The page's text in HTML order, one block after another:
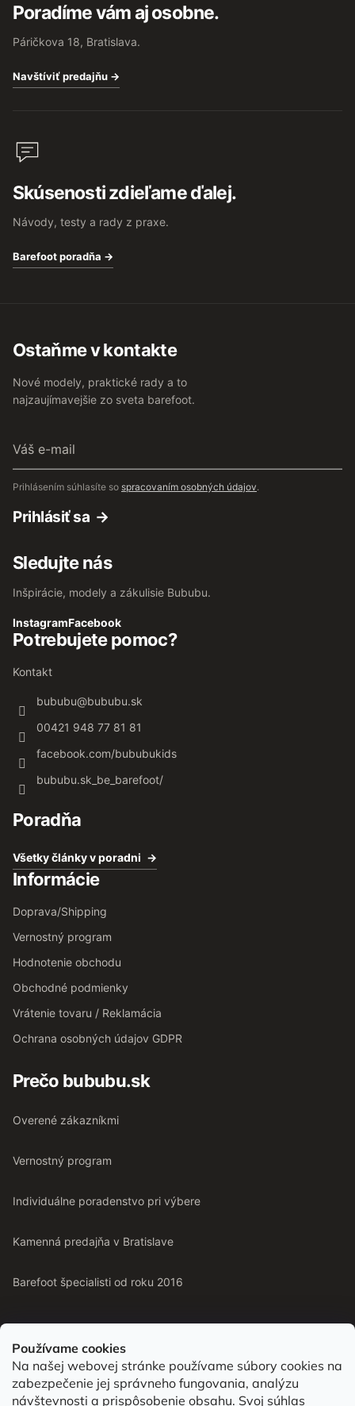
Používame cookies
Na našej webovej stránke používame súbory cookies na
zabezpečenie jej správneho fungovania, analýzu
návštevnosti a prispôsobenie obsahu. Svoj súhlas
Poradíme vám aj osobne.
Páričkova 18, Bratislava.
Navštíviť predajňu →
Skúsenosti zdieľame ďalej.
Návody, testy a rady z praxe.
Barefoot poradňa →
Ostaňme v kontakte
Nové modely, praktické rady a to
najzaujímavejšie zo sveta barefoot.
e-
mail
Prihlásením súhlasíte so spracovaním osobných údajov.
Prihlásiť sa
Sledujte nás
Inšpirácie, modely a zákulisie Bububu.
InstagramFacebook
Potrebujete pomoc?
Kontakt
bububu@bububu.sk
00421 948 77 81 81
facebook.com/bububukids
bububu.sk_be_barefoot/
Poradňa
Všetky články v poradni
Informácie
Doprava/Shipping
Vernostný program
Hodnotenie obchodu
Obchodné podmienky
Vrátenie tovaru / Reklamácia
Ochrana osobných údajov GDPR
Prečo bububu.sk
Overené zákazníkmi
Vernostný program
Individuálne poradenstvo pri výbere
Kamenná predajňa v Bratislave
Barefoot špecialisti od roku 2016
Od roku 2016 pomáhame vyberať barefoot topánky podľa
chodidla. Nájdete nás aj v predajni v Bratislave.